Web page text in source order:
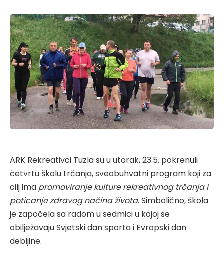
ARK Rekreativci Tuzla su u utorak, 23.5. pokrenuli
četvrtu školu trčanja, sveobuhvatni program koji za
cilj ima promoviranje kulture rekreativnog trčanja i
poticanje zdravog načina života. Simbolično, škola
je započela sa radom u sedmici u kojoj se
obilježavaju Svjetski dan sporta i Evropski dan
debljine.